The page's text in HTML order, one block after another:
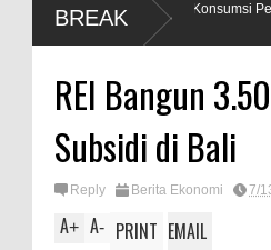
BREAK
Libur Lebaran, Konsumsi Pertamax
Persen
REI Bangun
Subsidi di Bali
Reply Berita Ekonomi 7/
A+ A- PRINT EMAIL